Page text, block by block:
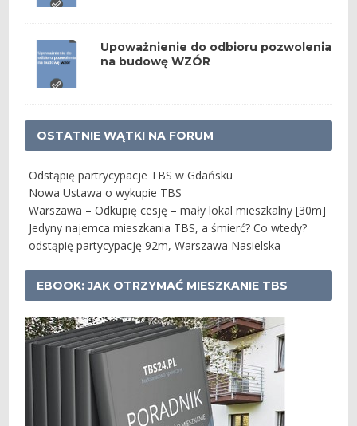
Upoważnienie do odbioru pozwolenia
na budowę WZÓR
OSTATNIE WĄTKI NA FORUM
Odstąpię partrycypacje TBS w Gdańsku
Nowa Ustawa o wykupie TBS
Warszawa – Odkupię cesję – mały lokal mieszkalny [30m]
Jedyny najemca mieszkania TBS, a śmierć? Co wtedy?
odstąpię partycypację 92m, Warszawa Nasielska
EBOOK: JAK OTRZYMAĆ MIESZKANIE TBS